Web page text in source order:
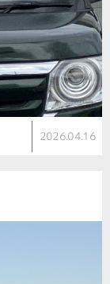
2026.04.16